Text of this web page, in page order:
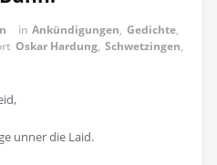
in Ankündigungen, Gedichte,
Oskar Hardung, Schwetzingen,
unner die Laid.